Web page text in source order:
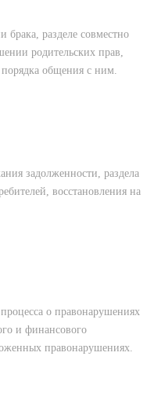
разделе совместно
родительских прав,
общения с ним.
задолженности, раздела
восстановления на
о правонарушениях
и финансового
правонарушениях.